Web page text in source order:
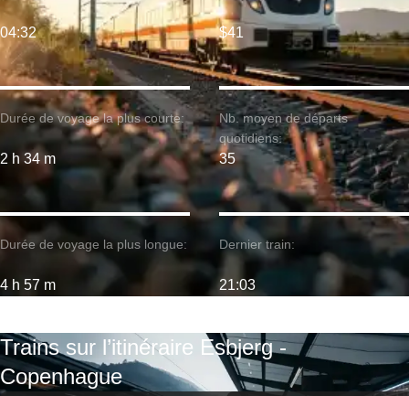
Durée de voyage la plus courte:
2 h 34 m
04:32
Durée de voyage la plus longue:
4 h 57 m
$41
Nb. moyen de départs
quotidiens:
35
Dernier train:
21:03
Trains sur l’itinéraire Esbjerg -
Copenhague